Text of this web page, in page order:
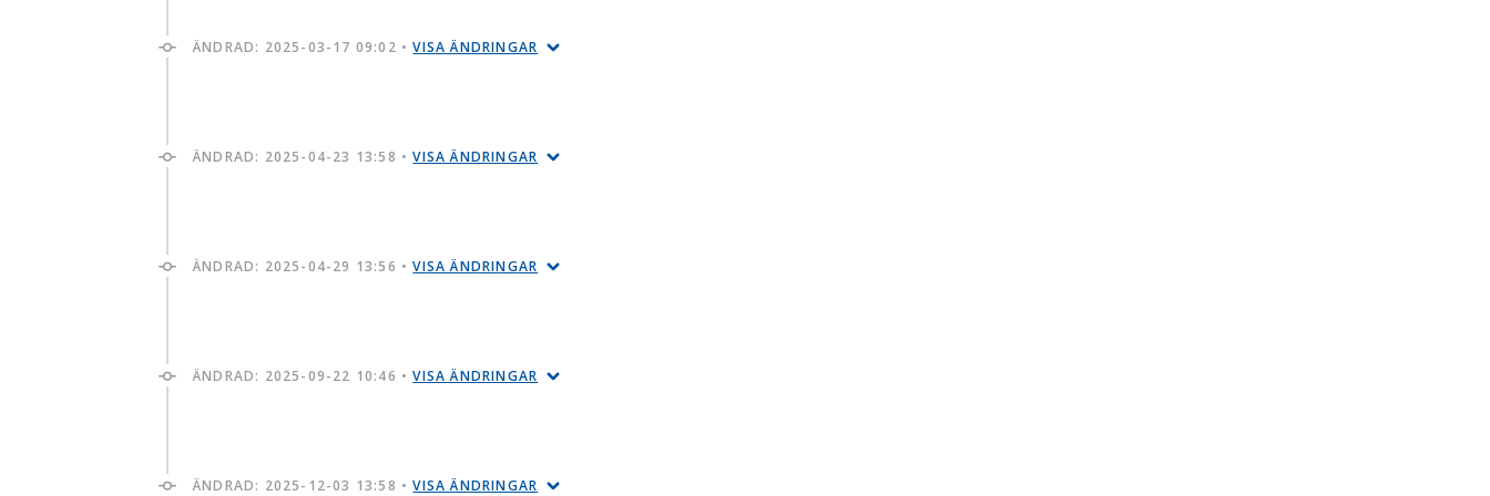
ÄNDRAD: 2025-03-17 09:02 •VISA ÄNDRINGAR
ÄNDRAD: 2025-04-23 13:58 •VISA ÄNDRINGAR
ÄNDRAD: 2025-04-29 13:56 •VISA ÄNDRINGAR
ÄNDRAD: 2025-09-22 10:46 •VISA ÄNDRINGAR
ÄNDRAD: 2025-12-03 13:58 •VISA ÄNDRINGAR